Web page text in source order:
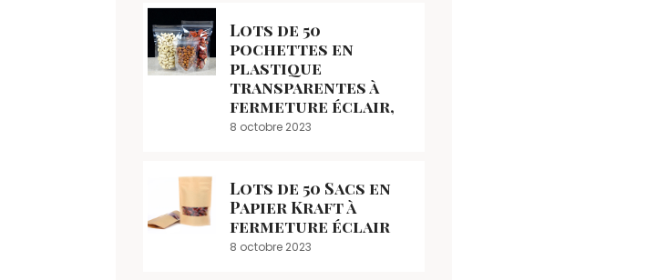
Lots de 50
pochettes en
plastique
transparentes à
fermeture éclair,
8 octobre 2023
Lots de 50 Sacs en
Papier Kraft à
fermeture éclair
8 octobre 2023